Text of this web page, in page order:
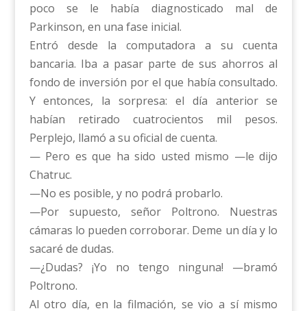
poco se le había diagnosticado mal de
Parkinson, en una fase inicial.
Entró desde la computadora a su cuenta
bancaria. Iba a pasar parte de sus ahorros al
fondo de inversión por el que había consultado.
Y entonces, la sorpresa: el día anterior se
habían retirado cuatrocientos mil pesos.
Perplejo, llamó a su oficial de cuenta.
— Pero es que ha sido usted mismo —le dijo
Chatruc.
—No es posible, y no podrá probarlo.
—Por supuesto, señor Poltrono. Nuestras
cámaras lo pueden corroborar. Deme un día y lo
sacaré de dudas.
—¿Dudas? ¡Yo no tengo ninguna! —bramó
Poltrono.
Al otro día, en la filmación, se vio a sí mismo